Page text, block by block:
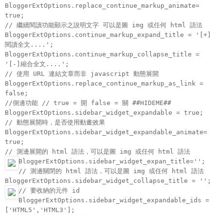
BloggerExtOptions.replace_continue_markup_animate=
true;
// 繼續閱讀功能顯示之說明文字 可以是圖 img 或任何 html 語法
BloggerExtOptions.continue_markup_expand_title = '
[+]
閱讀全文.... ';
BloggerExtOptions.continue_markup_collapse_title =
'
[-]縮合全文.... ';
// 使用 URL 連結文章而非 javascript 動態展開
BloggerExtOptions.replace_continue_markup_as_link =
false;
//側邊功能 // true = 開 false = 關 ##HIDEME##
BloggerExtOptions.sidebar_widget_expandable = true;
// 動態展開時，是否使用動畫效果
BloggerExtOptions.sidebar_widget_expandable_animate=
true;
// 測邊展開的 html 語法，可以是圖 img 或任何 html 語法
BloggerExtOptions.sidebar_widget_expan_title=' ';
// 測邊關閉的 html 語法，可以是圖 img 或任何 html 語法
BloggerExtOptions.sidebar_widget_collapse_title = ' ';
// 要收納的元件 id
BloggerExtOptions.sidebar_widget_expandable_ids =
['HTML5','HTML3'];